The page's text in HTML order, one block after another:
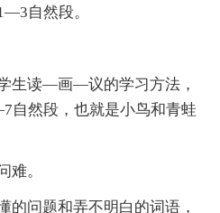
自然段。
读—画—议的学习方法，
自然段，也就是小鸟和青蛙
。
问题和弄不明白的词语，